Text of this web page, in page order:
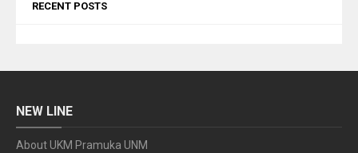
RECENT POSTS
NEW LINE
About UKM Pramuka UNM